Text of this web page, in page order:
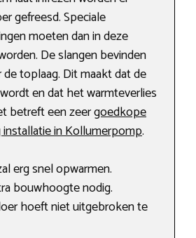
gefreesd. Speciale
moeten dan in deze
De slangen bevinden
toplaag. Dit maakt dat de
en dat het warmteverlies
betreft een zeergoedkope
in Kollumerpomp.
erg snel opwarmen.
bouwhoogte nodig.
hoeft niet uitgebroken te